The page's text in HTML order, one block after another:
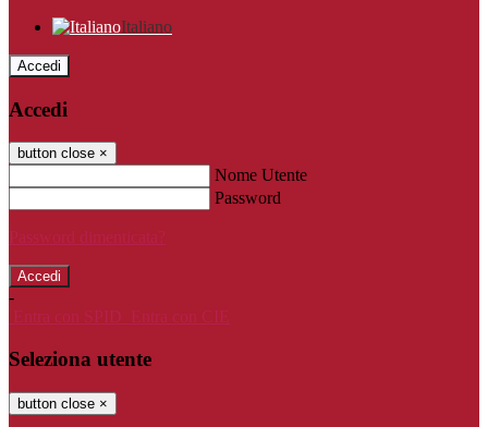
Italiano
Accedi
Accedi
button close ×
Nome Utente
Password
Password dimenticata?
-
Entra con SPID
Entra con CIE
Seleziona utente
button close ×